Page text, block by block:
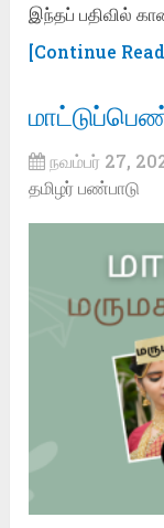
இந்தப் பதிவில்
[Continue
நவம்பர் 27,
தமிழர் பண்பாடு